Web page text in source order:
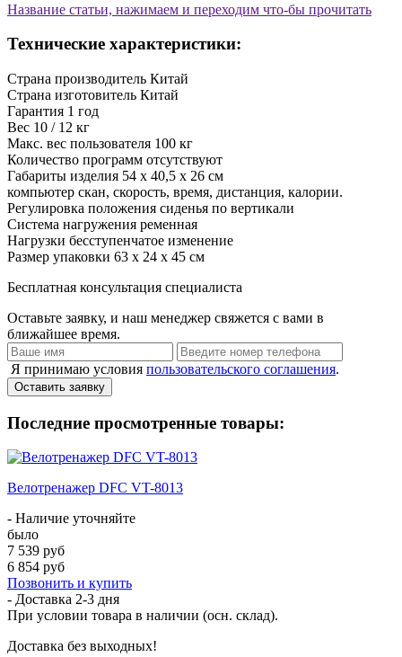
Название статьи, нажимаем и переходим что-бы прочитать
Технические характеристики:
Страна производитель Китай
Страна изготовитель Китай
Гарантия 1 год
Вес 10 / 12 кг
Макс. вес пользователя 100 кг
Количество программ отсутствуют
Габариты изделия 54 х 40,5 х 26 см
компьютер скан, скорость, время, дистанция, калории.
Регулировка положения сиденья по вертикали
Система нагружения ременная
Нагрузки бесступенчатое изменение
Размер упаковки 63 х 24 х 45 см
Бесплатная консультация специалиста
Оставьте заявку, и наш менеджер свяжется с вами в
ближайшее время.
Я принимаю условия пользовательского соглашения.
Оставить заявку
Последние просмотренные товары:
Велотренажер DFC VT-8013
- Наличие уточняйте
было
7 539 руб
6 854 руб
Позвонить и купить
- Доставка 2-3 дня
При условии товара в наличии (осн. склад).
Доставка без выходных!